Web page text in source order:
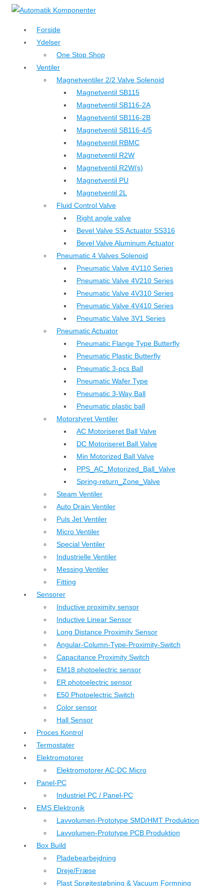
↓
hovedindhold
Forside
Ydelser
One Stop Shop
Ventiler
Magnetventiler 2/2 Valve Solenoid
Magnetventil SB115
Magnetventil SB116-2A
Magnetventil SB116-2B
Magnetventil SB116-4/5
Magnetventil RBMC
Magnetventil R2W
Magnetventil R2W(s)
Magnetventil PU
Magnetventil 2L
Fluid Control Valve
Right angle valve
Bevel Valve SS Actuator SS316
Bevel Valve Aluminum Actuator
Pneumatic 4 Valves Solenoid
Pneumatic Valve 4V110 Series
Pneumatic Valve 4V210 Series
Pneumatic Valve 4V310 Series
Pneumatic Valve 4V410 Series
Pneumatic Valve 3V1 Series
Pneumatic Actuator
Pneumatic Flange Type Butterfly
Pneumatic Plastic Butterfly
Pneumatic 3-pcs Ball
Pneumatic Wafer Type
Pneumatic 3-Way Ball
Pneumatic plastic ball
Motorstyret Ventiler
AC Motoriseret Ball Valve
DC Motoriseret Ball Valve
Min Motorized Ball Valve
PPS_AC_Motorized_Ball_Valve
Spring-return_Zone_Valve
Steam Ventiler
Auto Drain Ventiler
Puls Jet Ventiler
Micro Ventiler
Special Ventiler
Industrielle Ventiler
Messing Ventiler
Fitting
Sensorer
Inductive proximity sensor
Inductive Linear Sensor
Long Distance Proximity Sensor
Angular-Column-Type-Proximity-Switch
Capacitance Proximity Switch
EM18 photoelectric sensor
ER photoelectric sensor
E50 Photoelectric Switch
Color sensor
Hall Sensor
Proces Kontrol
Termostater
Elektromotorer
Elektromotorer AC-DC Micro
Panel-PC
Industriel PC / Panel-PC
EMS Elektronik
Lavvolumen-Prototype SMD/HMT Produktion
Lavvolumen-Prototype PCB Produktion
Box Build
Pladebearbejdning
Dreje/Fræse
Plast Sprøjtestøbning & Vacuum Formning